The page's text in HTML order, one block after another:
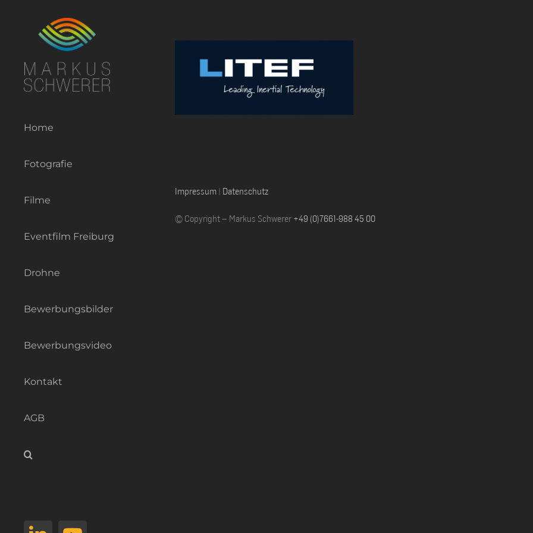
Home
Fotografie
Filme
Eventfilm Freiburg
Drohne
Bewerbungsbilder
Bewerbungsvideo
Kontakt
AGB
Impressum | Datenschutz
© Copyright – Markus Schwerer +49 (0)7661-988 45 00